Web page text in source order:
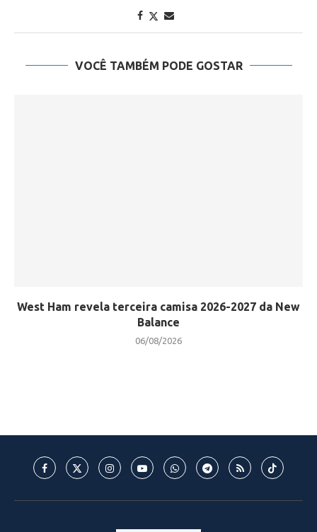
VOCÊ TAMBÉM PODE GOSTAR
West Ham revela terceira camisa 2026-2027 da New
Balance
06/08/2026